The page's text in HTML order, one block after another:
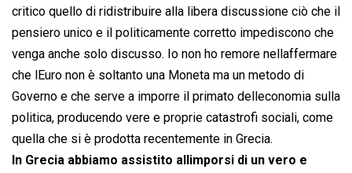
critico quello di ridistribuire alla libera discussione ciò che il
pensiero unico e il politicamente corretto impediscono che
venga anche solo discusso. Io non ho remore nellaffermare
che lEuro non è soltanto una Moneta ma un metodo di
Governo e che serve a imporre il primato delleconomia sulla
politica, producendo vere e proprie catastrofi sociali, come
quella che si è prodotta recentemente in Grecia.
In Grecia abbiamo assistito allimporsi di un vero e